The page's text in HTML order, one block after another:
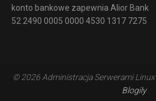
konto bankowe zapewnia Alior Bank
52 2490 0005 0000 4530 1317 7275
© 2026 Administracja Serwerami Linux
Blogily